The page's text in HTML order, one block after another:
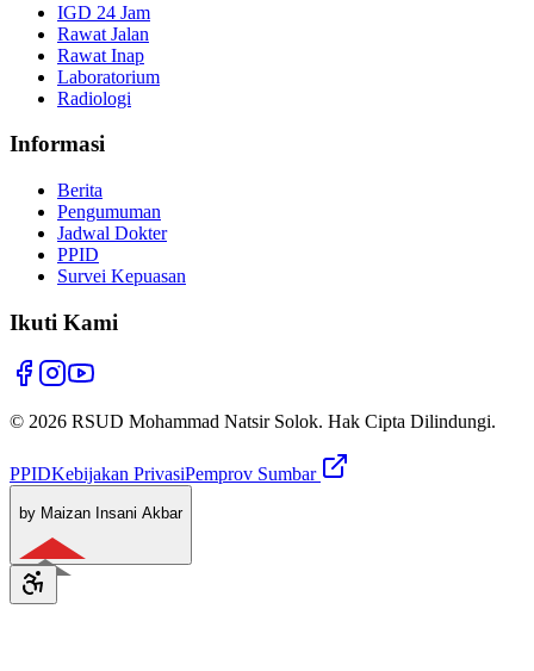
IGD 24 Jam
Rawat Jalan
Rawat Inap
Laboratorium
Radiologi
Informasi
Berita
Pengumuman
Jadwal Dokter
PPID
Survei Kepuasan
Ikuti Kami
© 2026 RSUD Mohammad Natsir Solok. Hak Cipta Dilindungi.
PPIDKebijakan PrivasiPemprov Sumbar
by Maizan Insani Akbar